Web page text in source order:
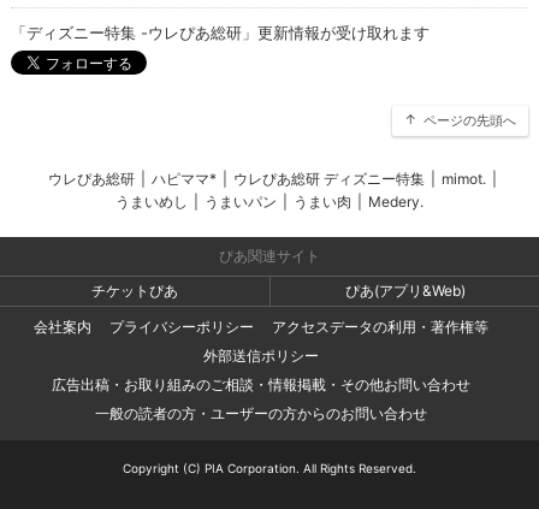
「ディズニー特集 -ウレぴあ総研」更新情報が受け取れます
ページの先頭へ
ウレぴあ総研 ハピママ* ウレぴあ総研 ディズニー特集 mimot.
うまいめし
うまいパン うまい肉 Medery.
ぴあ関連サイト
チケットぴあ
ぴあ(アプリ&Web)
会社案内
プライバシーポリシー
アクセスデータの利用・著作権等
外部送信ポリシー
広告出稿・お取り組みのご相談・情報掲載・その他お問い合わせ
一般の読者の方・ユーザーの方からのお問い合わせ
Copyright (C) PIA Corporation. All Rights Reserved.